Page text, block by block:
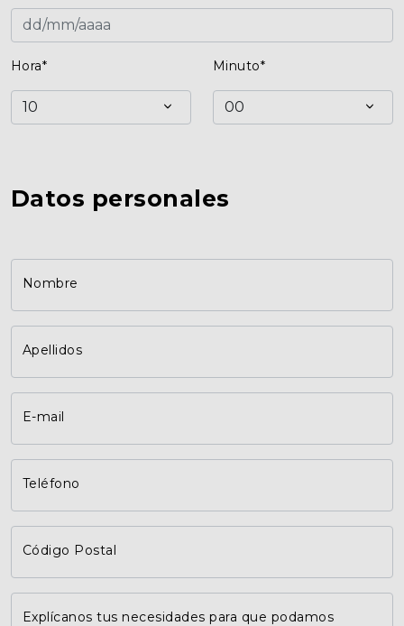
Hora* Minuto*
Datos personales
Nombre
Apellidos
E-mail
Teléfono
Código Postal
Explícanos tus necesidades para que podamos